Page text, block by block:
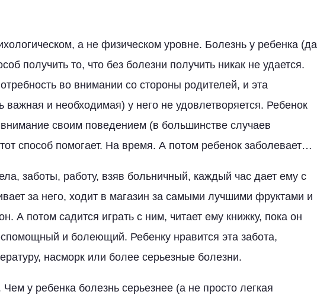
а не физическом уровне. Болезнь у ребенка (да
получить то, что без болезни получить никак не удается.
во внимании со стороны родителей, и эта
важная и необходимая) у него не удовлетворяется. Ребенок
своим поведением (в большинстве случаев
способ помогает. На время. А потом ребенок заболевает…
заботы, работу, взяв больничный, каждый час дает ему с
за него, ходит в магазин за самыми лучшими фруктами и
А потом садится играть с ним, читает ему книжку, пока он
и болеющий. Ребенку нравится эта забота,
насморк или более серьезные болезни.
у ребенка болезнь серьезнее (а не просто легкая